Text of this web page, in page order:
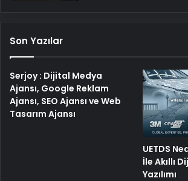
Son Yazılar
Serjoy : Dijital Medya
Ajansı, Google Reklam
Ajansı, SEO Ajansı ve Web
Tasarım Ajansı
UETDS
İle Akıllı
Yazılımı